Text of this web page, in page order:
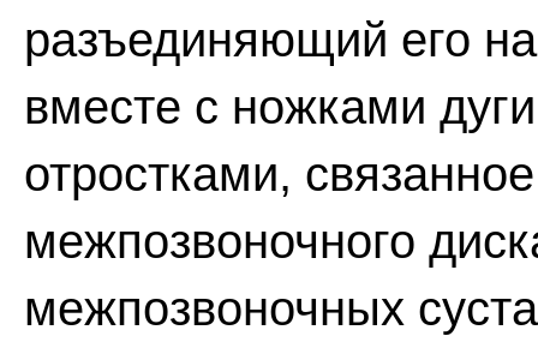
разъединяющий его
вместе с ножками
отростками,
межпозвоночного
межпозвоночных